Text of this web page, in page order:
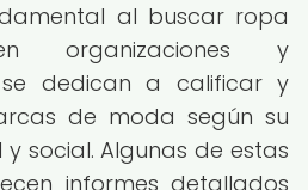
al buscar ropa
organizaciones y
dedican a calificar y
de moda según su
social. Algunas de estas
informes detallados